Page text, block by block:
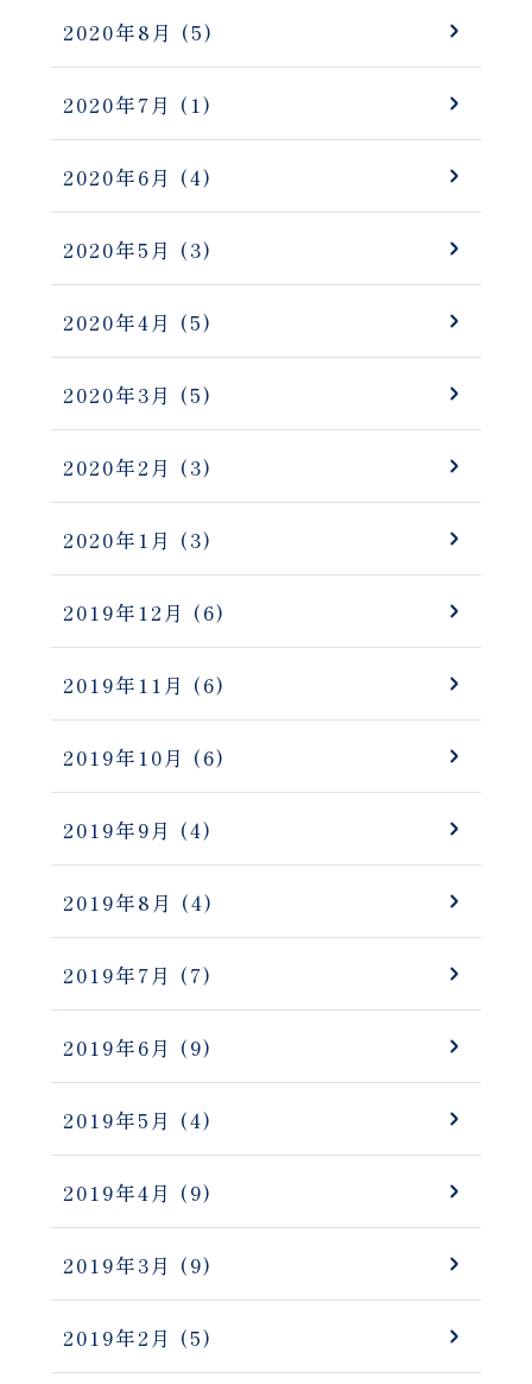
2020年8月 (5)
2020年7月 (1)
2020年6月 (4)
2020年5月 (3)
2020年4月 (5)
2020年3月 (5)
2020年2月 (3)
2020年1月 (3)
2019年12月 (6)
2019年11月 (6)
2019年10月 (6)
2019年9月 (4)
2019年8月 (4)
2019年7月 (7)
2019年6月 (9)
2019年5月 (4)
2019年4月 (9)
2019年3月 (9)
2019年2月 (5)